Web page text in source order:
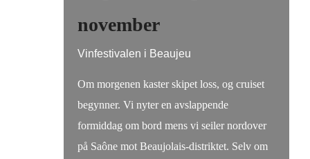
november
Vinfestivalen i Beaujeu
Om morgenen kaster skipet loss, og cruiset
begynner. Vi nyter en avslappende
formiddag om bord mens vi seiler nordover
på Saône mot Beaujolais-distriktet. Selv om